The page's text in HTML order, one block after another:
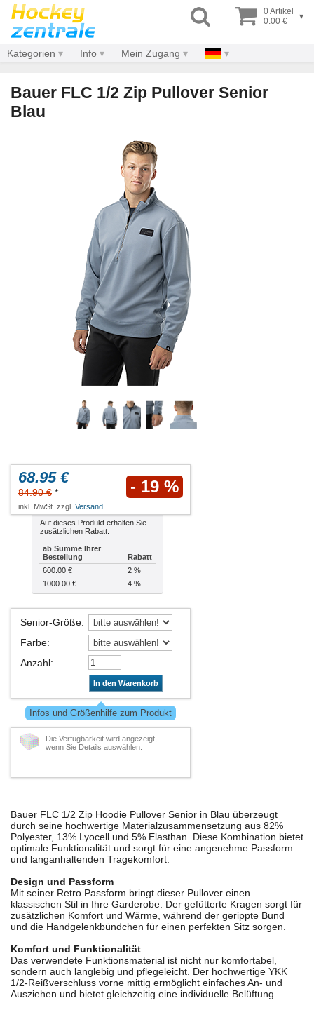
0 Artikel
0.00 €
▾
Kategorien Info Mein Zugang
Bauer FLC 1/2 Zip Pullover Senior
Blau
68.95 €
84.90 € * - 19 %
inkl. MwSt. zzgl. Versand
Auf dieses Produkt erhalten Sie
zusätzlichen Rabatt:
ab Summe Ihrer
Bestellung
Rabatt
600.00 €
2 %
1000.00 €
4 %
Senior-Größe:
Farbe:
Anzahl:
In den Warenkorb
Infos und Größenhilfe zum Produkt
Die Verfügbarkeit wird angezeigt,
wenn Sie Details auswählen.
Bauer FLC 1/2 Zip Hoodie Pullover Senior in Blau überzeugt
durch seine hochwertige Materialzusammensetzung aus 82%
Polyester, 13% Lyocell und 5% Elasthan. Diese Kombination bietet
optimale Funktionalität und sorgt für eine angenehme Passform
und langanhaltenden Tragekomfort.
Design und Passform
Mit seiner Retro Passform bringt dieser Pullover einen
klassischen Stil in Ihre Garderobe. Der gefütterte Kragen sorgt für
zusätzlichen Komfort und Wärme, während der gerippte Bund
und die Handgelenkbündchen für einen perfekten Sitz sorgen.
Komfort und Funktionalität
Das verwendete Funktionsmaterial ist nicht nur komfortabel,
sondern auch langlebig und pflegeleicht. Der hochwertige YKK
1/2-Reißverschluss vorne mittig ermöglicht einfaches An- und
Ausziehen und bietet gleichzeitig eine individuelle Belüftung.